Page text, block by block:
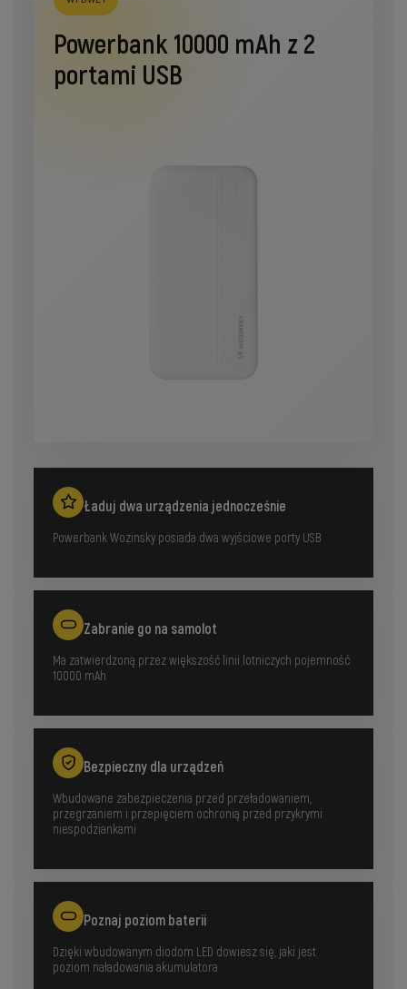
Powerbank 10000 mAh z 2
portami USB
Ładuj dwa urządzenia jednocześnie
Powerbank Wozinsky posiada dwa wyjściowe porty USB
Zabranie go na samolot
Ma zatwierdzoną przez większość linii lotniczych pojemność
10000 mAh
Bezpieczny dla urządzeń
Wbudowane zabezpieczenia przed przeładowaniem,
przegrzaniem i przepięciem ochronią przed przykrymi
niespodziankami
Poznaj poziom baterii
Dzięki wbudowanym diodom LED dowiesz się, jaki jest
poziom naładowania akumulatora